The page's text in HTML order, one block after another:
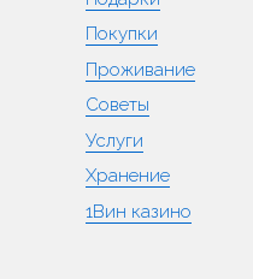
Покупки
Проживание
Советы
Услуги
Хранение
1Вин казино